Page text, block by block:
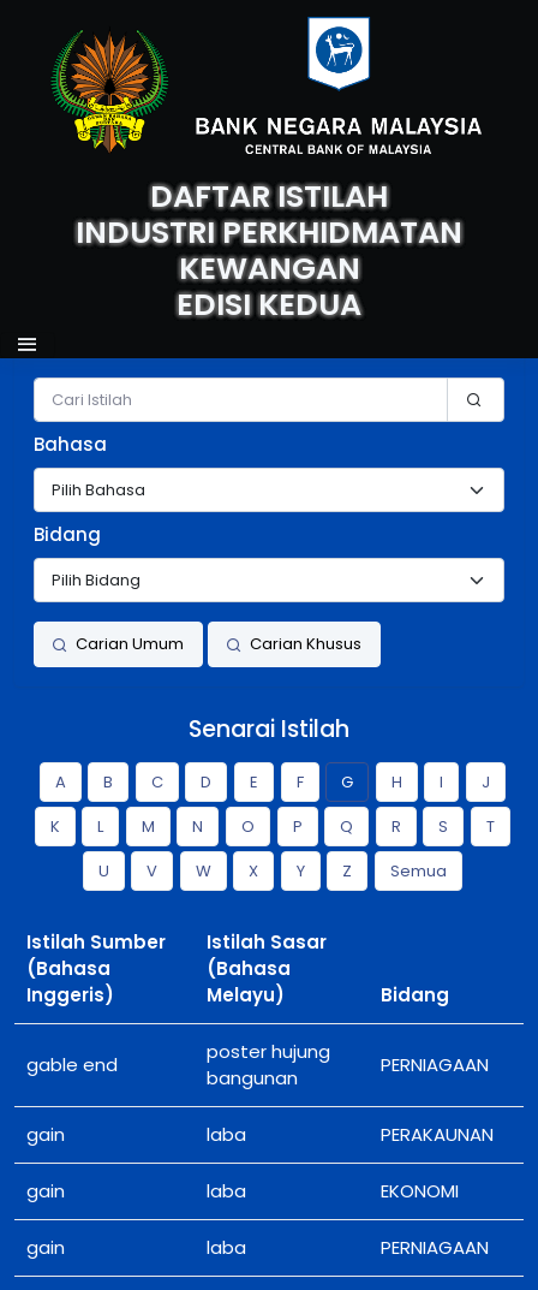
DAFTAR ISTILAH
INDUSTRI PERKHIDMATAN
KEWANGAN
EDISI KEDUA
Bahasa
Bidang
Carian Umum Carian Khusus
Senarai Istilah
A B C D E F G H I
J
K
L M N O P Q R S
T
U
V W X Y Z Semua
Istilah Sumber
(Bahasa
Inggeris)
Istilah Sasar
(Bahasa
Melayu)
Bidang
gable end
poster hujung
bangunan
PERNIAGAAN
gain laba PERAKAUNAN
gain laba EKONOMI
gain laba PERNIAGAAN